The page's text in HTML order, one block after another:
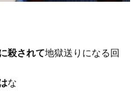
殺されて地獄送りになる回
な